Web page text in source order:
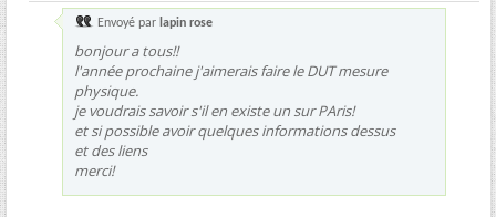
Envoyé par lapin rose
bonjour a tous!!
l'année prochaine j'aimerais faire le DUT mesure
physique.
je voudrais savoir s'il en existe un sur PAris!
et si possible avoir quelques informations dessus
et des liens
merci!